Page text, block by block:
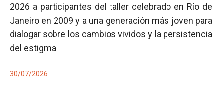
2026 a participantes del taller celebrado en Río de
Janeiro en 2009 y a una generación más joven para
dialogar sobre los cambios vividos y la persistencia
del estigma
30/07/2026